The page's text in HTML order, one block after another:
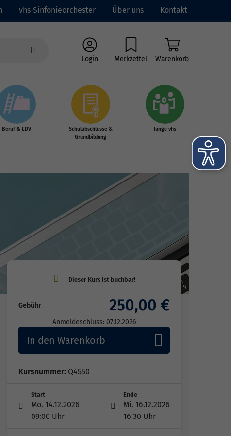
vhs-Sinfonieorchester Über uns Kontakt
Login Merkzettel Warenkorb
Beruf & EDV
Schulabschlüsse &
Grundbildung
Junge vhs
Gebühr 250,00 €
Anmeldeschluss: 07.12.2026
In den Warenkorb
Kursnummer: Q4550
Start
Mo. 14.12.2026
09:00 Uhr
Ende
Mi. 16.12.2026
16:30 Uhr